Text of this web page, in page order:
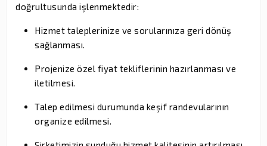
doğrultusunda işlenmektedir:
Hizmet taleplerinize ve sorularınıza geri dönüş
sağlanması.
Projenize özel fiyat tekliflerinin hazırlanması ve
iletilmesi.
Talep edilmesi durumunda keşif randevularının
organize edilmesi.